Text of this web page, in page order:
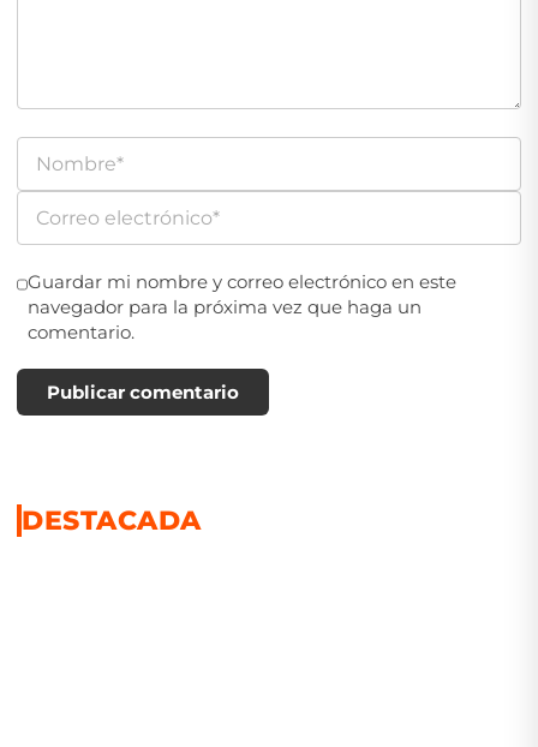
Guardar mi nombre y correo electrónico en este
navegador para la próxima vez que haga un
comentario.
Publicar comentario
DESTACADA